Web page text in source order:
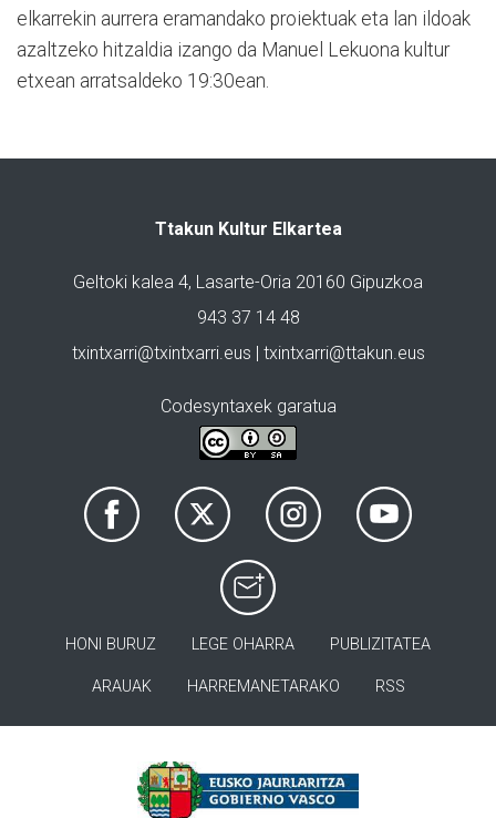
elkarrekin aurrera eramandako proiektuak eta lan ildoak
azaltzeko hitzaldia izango da Manuel Lekuona kultur
etxean arratsaldeko 19:30ean.
Ttakun Kultur Elkartea
Geltoki kalea 4, Lasarte-Oria 20160 Gipuzkoa
943 37 14 48
txintxarri@txintxarri.eus | txintxarri@ttakun.eus
Codesyntaxek garatua
HONI BURUZ LEGE OHARRA PUBLIZITATEA
ARAUAK HARREMANETARAKO RSS